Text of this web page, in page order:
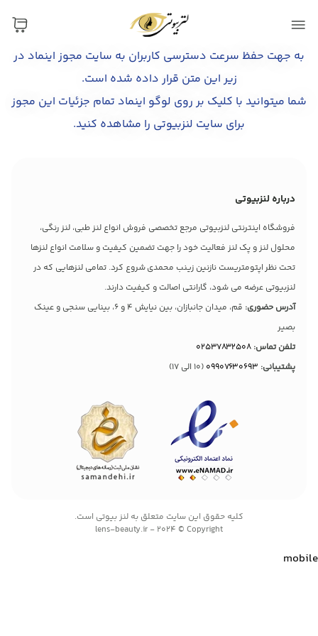
به جهت حفظ سرعت دسترسی کاربران به سایت مجوز اینماد در
زیر این متن قرار داده شده است.
شما میتوانید با کلیک بر روی لوگو اینماد تمام جزئیات این مجوز
برای سایت لنزبیوتی را مشاهده کنید.
درباره لنزبیوتی
فروشگاه اینترنتی لنزبیوتی مرجع تخصصی فروش انواع لنز طبی، لنز رنگی،
محلول لنز و پک لنز فعالیت خود را جهت تضمین کیفیت و سلامت انواع لنزها
تحت نظر اپتومتریست نازنین زینب محمدی شروع کرد. تمامی لنزهایی که در
لنزبیوتی عرضه می شود، گارانتی اصالت و کیفیت دارند.
آدرس حضوری:
قم، میدان جانبازان، بین نیایش 4 و 6، بینایی سنجی و عینک
بصیر
تلفن تماس: 02537832508
پشتیبانی: 09907630693 (10 الی 17)
کليه حقوق اين سايت متعلق به لنز بیوتی است.
lens-beauty.ir - 2024 © Copyright